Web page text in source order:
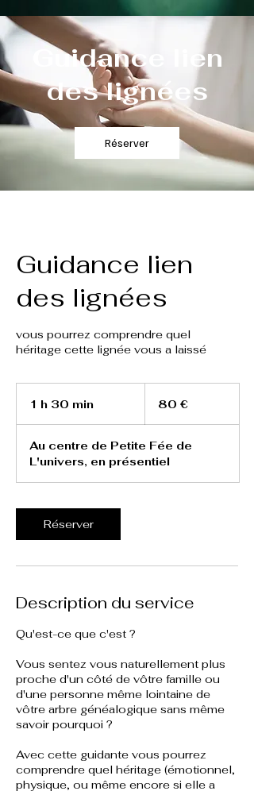
Guidance lien
des lignées
Réserver
Guidance lien
des lignées
vous pourrez comprendre quel
héritage cette lignée vous a laissé
1 h 30 min
m
i
n
80 €
Au centre de Petite Fée de
L'univers, en présentiel
Réserver
Description du service
Qu'est-ce que c'est ?
Vous sentez vous naturellement plus
proche d'un côté de vôtre famille ou
d'une personne même lointaine de
vôtre arbre généalogique sans même
savoir pourquoi ?
Avec cette guidante vous pourrez
comprendre quel héritage (émotionnel,
physique, ou même encore si elle a